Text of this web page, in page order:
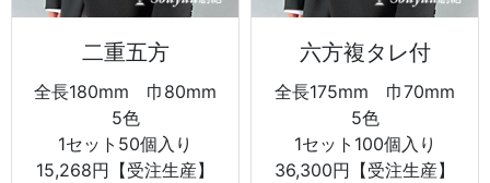
二重五方
全長180mm 巾80mm
5色
1セット50個入り
15,268円【受注生産】
六方複タレ付
全長175mm 巾70mm
5色
1セット100個入り
36,300円【受注生産】